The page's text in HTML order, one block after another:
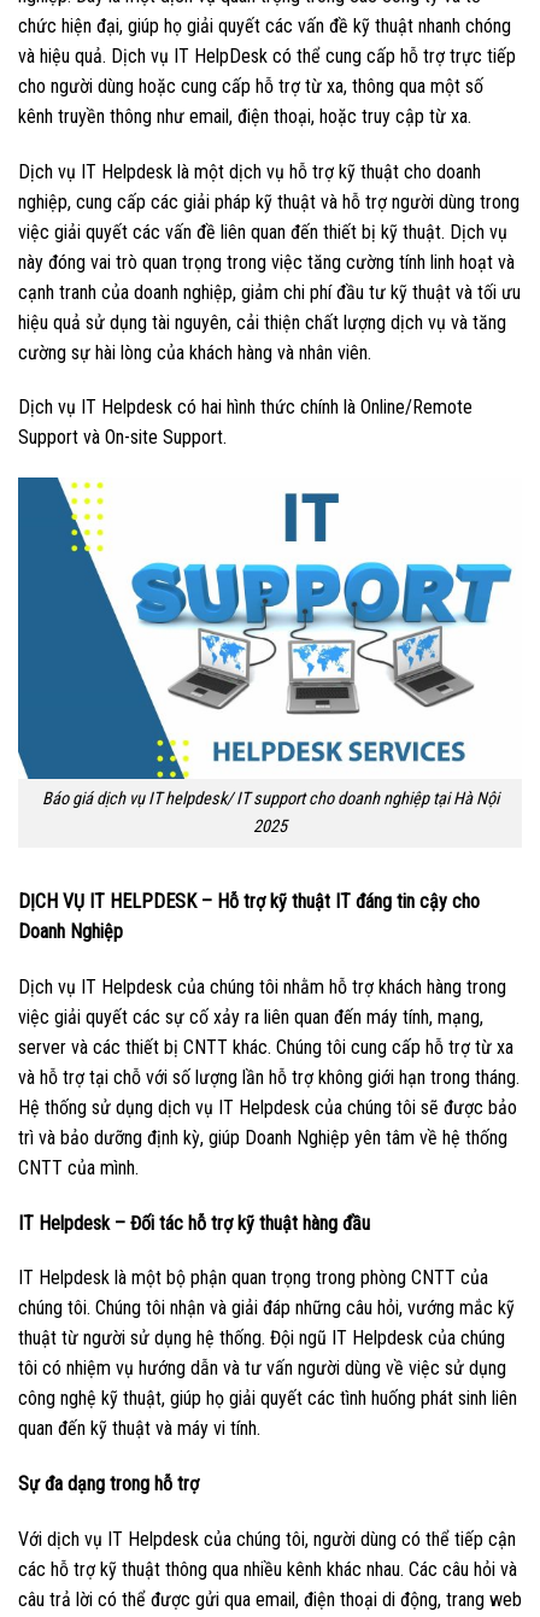
chức hiện đại, giúp họ giải quyết các vấn đề kỹ thuật nhanh chóng
và hiệu quả. Dịch vụ IT HelpDesk có thể cung cấp hỗ trợ trực tiếp
cho người dùng hoặc cung cấp hỗ trợ từ xa, thông qua một số
kênh truyền thông như email, điện thoại, hoặc truy cập từ xa.
Dịch vụ IT Helpdesk là một dịch vụ hỗ trợ kỹ thuật cho doanh
nghiệp, cung cấp các giải pháp kỹ thuật và hỗ trợ người dùng trong
việc giải quyết các vấn đề liên quan đến thiết bị kỹ thuật. Dịch vụ
này đóng vai trò quan trọng trong việc tăng cường tính linh hoạt và
cạnh tranh của doanh nghiệp, giảm chi phí đầu tư kỹ thuật và tối ưu
hiệu quả sử dụng tài nguyên, cải thiện chất lượng dịch vụ và tăng
cường sự hài lòng của khách hàng và nhân viên.
Dịch vụ IT Helpdesk có hai hình thức chính là Online/Remote
Support và On-site Support.
Báo giá dịch vụ IT helpdesk/ IT support cho doanh nghiệp tại Hà Nội
2025
DỊCH VỤ IT HELPDESK – Hỗ trợ kỹ thuật IT đáng tin cậy cho
Doanh Nghiệp
Dịch vụ IT Helpdesk của chúng tôi nhằm hỗ trợ khách hàng trong
việc giải quyết các sự cố xảy ra liên quan đến máy tính, mạng,
server và các thiết bị CNTT khác. Chúng tôi cung cấp hỗ trợ từ xa
và hỗ trợ tại chỗ với số lượng lần hỗ trợ không giới hạn trong tháng.
Hệ thống sử dụng dịch vụ IT Helpdesk của chúng tôi sẽ được bảo
trì và bảo dưỡng định kỳ, giúp Doanh Nghiệp yên tâm về hệ thống
CNTT của mình.
IT Helpdesk – Đối tác hỗ trợ kỹ thuật hàng đầu
IT Helpdesk là một bộ phận quan trọng trong phòng CNTT của
chúng tôi. Chúng tôi nhận và giải đáp những câu hỏi, vướng mắc kỹ
thuật từ người sử dụng hệ thống. Đội ngũ IT Helpdesk của chúng
tôi có nhiệm vụ hướng dẫn và tư vấn người dùng về việc sử dụng
công nghệ kỹ thuật, giúp họ giải quyết các tình huống phát sinh liên
quan đến kỹ thuật và máy vi tính.
Sự đa dạng trong hỗ trợ
Với dịch vụ IT Helpdesk của chúng tôi, người dùng có thể tiếp cận
các hỗ trợ kỹ thuật thông qua nhiều kênh khác nhau. Các câu hỏi và
câu trả lời có thể được gửi qua email, điện thoại di động, trang web